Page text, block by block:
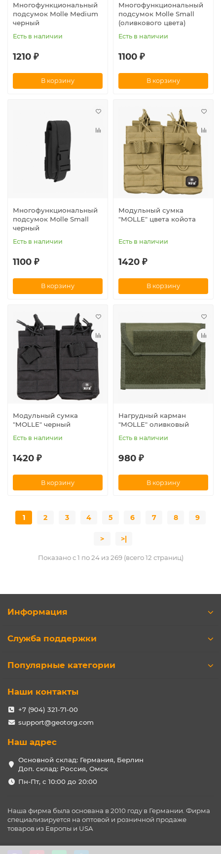
Многофункциональный
подсумок Molle Medium
черный
Есть в наличии
1210 ₽
В корзину
Многофункциональный
подсумок Molle Small
(оливкового цвета)
Есть в наличии
1100 ₽
В корзину
Многофункциональный
подсумок Molle Small
черный
Есть в наличии
1100 ₽
В корзину
Модульный сумка
"MOLLE" цвета койота
Есть в наличии
1420 ₽
В корзину
Модульный сумка
"MOLLE" черный
Есть в наличии
1420 ₽
В корзину
Нагрудный карман
"MOLLE" оливковый
Есть в наличии
980 ₽
В корзину
1 2 3 4 5 6 7 8 9
> >|
Показано с 1 по 24 из 269 (всего 12 страниц)
Информация
Служба поддержки
Популярные категории
Наши контакты
+7 (904) 321-71-00
support@geotorg.com
Наш адрес
Основной склад: Германия, Берлин
Доп. склад: Россия, Омск
Пн-Пт, с 10:00 до 20:00
Наша фирма была основана в 2010 году в Германии. Фирма
специализируется на оптовой и розничной продаже
товаров из Европы и USA